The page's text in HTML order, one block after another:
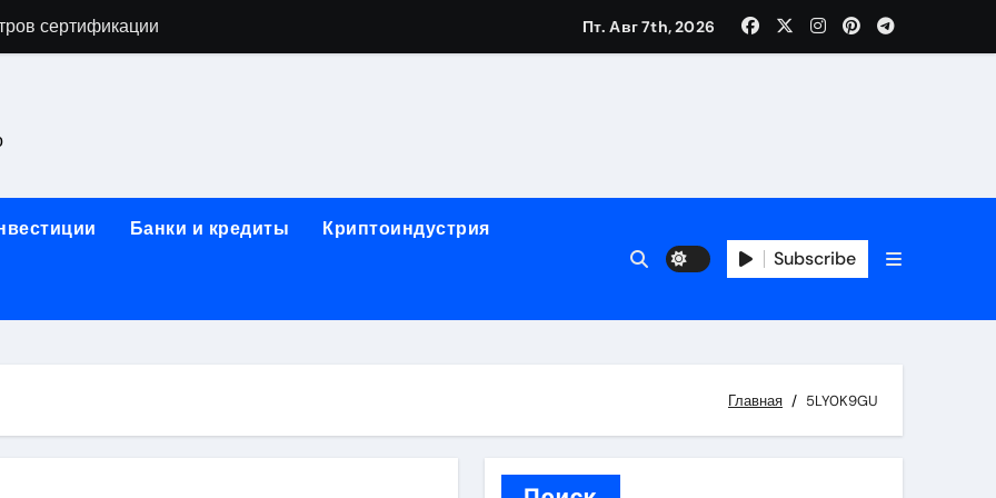
сертификации
и электрооборудование для ногтевого сервиса, наращивания ресниц и депиляции
базальтового теплоизоляционного шнура разных диаметров
для освоения актуальных профессий онлайн
данных назначение и виды
Пт. Авг 7th, 2026
Банки и кредиты Криптоиндустрия
Subscribe
Главная 5LY0K9GU